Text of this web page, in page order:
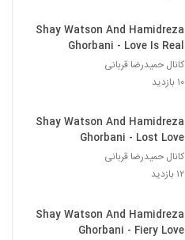
Shay Watson And Hamidreza
Ghorbani - Love Is Real
کانال حمیدرضا قربانی
۱۰ بازدید
Shay Watson And Hamidreza
Ghorbani - Lost Love
کانال حمیدرضا قربانی
۱۲ بازدید
Shay Watson And Hamidreza
Ghorbani - Fiery Love